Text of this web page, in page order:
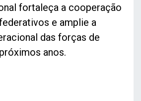
fortaleça a cooperação
e amplie a
das forças de
anos.